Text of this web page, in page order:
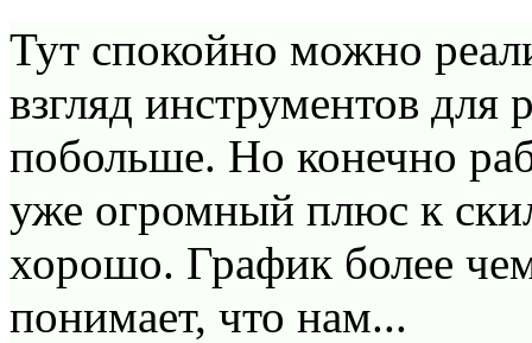
Тут спокойно можно
взгляд инструментов
побольше. Но конечно
уже огромный плюс к
хорошо. График более
понимает, что нам...